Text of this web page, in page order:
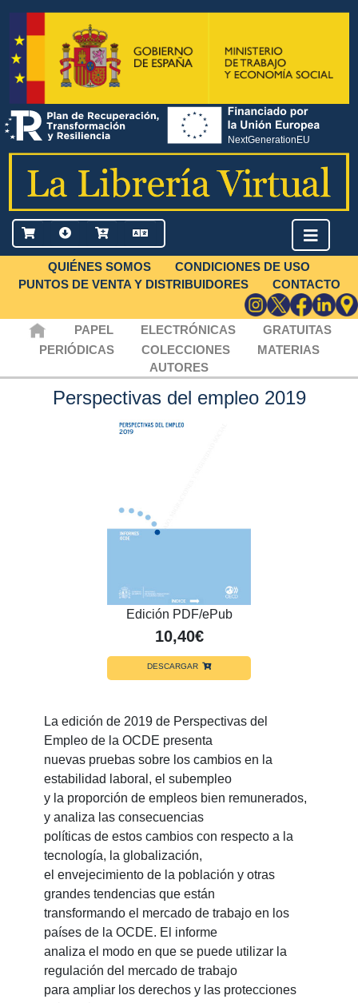
QUIÉNES SOMOS
CONDICIONES DE USO
PUNTOS DE VENTA Y DISTRIBUIDORES
CONTACTO
PAPEL ELECTRÓNICAS
GRATUITAS
PERIÓDICAS
COLECCIONES
MATERIAS
AUTORES
Perspectivas del empleo 2019
Edición PDF/ePub
10,40€
DESCARGAR
La edición de 2019 de Perspectivas del
Empleo de la OCDE presenta
nuevas pruebas sobre los cambios en la
estabilidad laboral, el subempleo
y la proporción de empleos bien remunerados,
y analiza las consecuencias
políticas de estos cambios con respecto a la
tecnología, la globalización,
el envejecimiento de la población y otras
grandes tendencias que están
transformando el mercado de trabajo en los
países de la OCDE. El informe
analiza el modo en que se puede utilizar la
regulación del mercado de trabajo
para ampliar los derechos y las protecciones